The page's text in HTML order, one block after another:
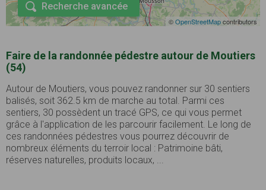
©OpenStreetMapcontributors
Recherche avancée
Faire de la randonnée pédestre autour de Moutiers
(54)
Autour de Moutiers, vous pouvez randonner sur 30 sentiers
balisés, soit 362.5 km de marche au total. Parmi ces
sentiers, 30 possèdent un tracé GPS, ce qui vous permet
grâce à l'application de les parcourir facilement. Le long de
ces randonnées pédestres vous pourrez découvrir de
nombreux éléments du terroir local : Patrimoine bâti,
réserves naturelles, produits locaux, ...